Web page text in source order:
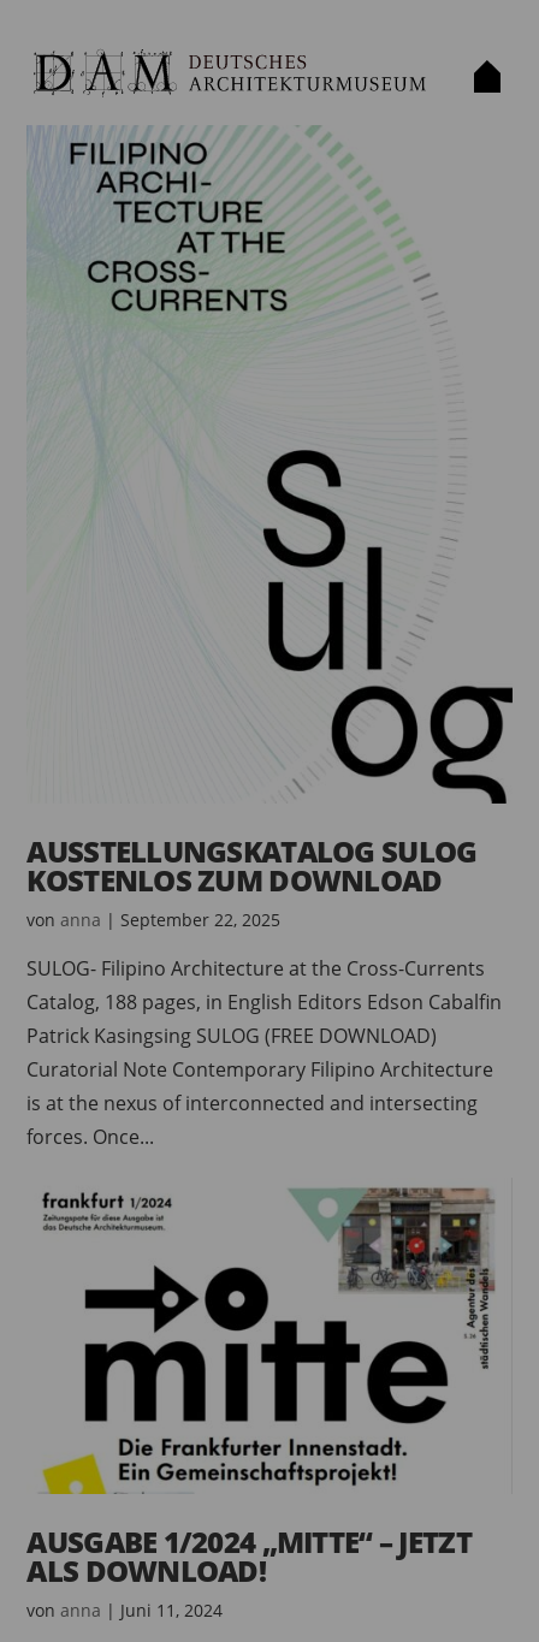
AUSSTELLUNGSKATALOG SULOG
KOSTENLOS ZUM DOWNLOAD
vonanna | September 22, 2025
SULOG- Filipino Architecture at the Cross-Currents
Catalog, 188 pages, in English Editors Edson Cabalfin
Patrick Kasingsing SULOG (FREE DOWNLOAD)
Curatorial Note Contemporary Filipino Architecture
is at the nexus of interconnected and intersecting
forces. Once...
AUSGABE 1/2024 „MITTE“ – JETZT
ALS DOWNLOAD!
vonanna | Juni 11, 2024